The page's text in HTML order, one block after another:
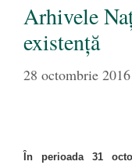
Arhivele
existență
28 octombrie 2016
În perioada 31